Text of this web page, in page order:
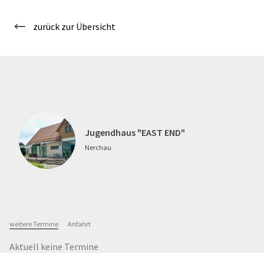
zurück zur Übersicht
Jugendhaus "EAST END"
Nerchau
weitere Termine Anfahrt
Aktuell keine Termine